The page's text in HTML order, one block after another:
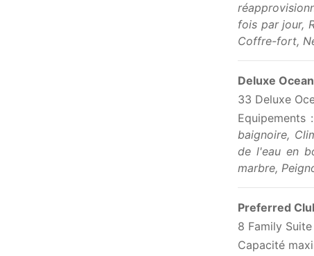
fois par jour,
Coffre-fort,
Deluxe
33 Deluxe
Equipements :
baignoire,
de l'eau en
marbre,
Preferred
8 Family
Capacité